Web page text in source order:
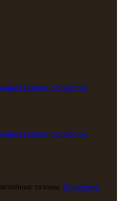
каталог разработок
каталог разработок
талоны. Подробнее